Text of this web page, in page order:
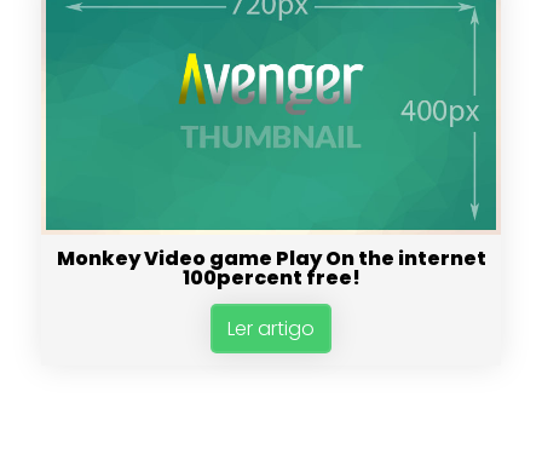
Monkey Video game Play On the internet
100percent free!
Ler artigo